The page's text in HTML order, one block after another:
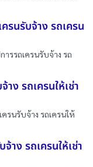
รนรับจ้าง รถเครน
รรถเครนรับจ้าง รถ
าง รถเครนให้เช่า
รนรับจ้าง รถเครนให้
าง รถเครนให้เช่า